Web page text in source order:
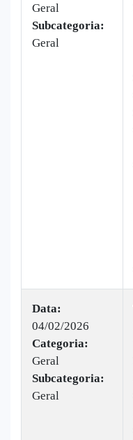
Geral
Subcategoria:
Geral
Data:
04/02/2026
Categoria:
Geral
Subcategoria:
Geral